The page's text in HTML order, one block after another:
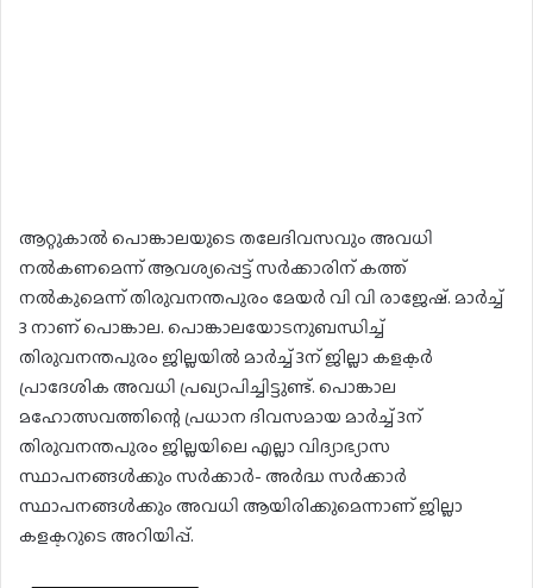
ആറ്റുകാൽ പൊങ്കാലയുടെ തലേദിവസവും അവധി
നൽകണമെന്ന് ആവശ്യപ്പെട്ട് സർക്കാരിന് കത്ത്
നൽകുമെന്ന് തിരുവനന്തപുരം മേയർ വി വി രാജേഷ്. മാർച്ച്
3 നാണ് പൊങ്കാല. പൊങ്കാലയോടനുബന്ധിച്ച്
തിരുവനന്തപുരം ജില്ലയിൽ മാർച്ച് 3ന് ജില്ലാ കളക്ടർ
പ്രാദേശിക അവധി പ്രഖ്യാപിച്ചിട്ടുണ്ട്. പൊങ്കാല
മഹോത്സവത്തിന്റെ പ്രധാന ദിവസമായ മാർച്ച് 3ന്
തിരുവനന്തപുരം ജില്ലയിലെ എല്ലാ വിദ്യാഭ്യാസ
സ്ഥാപനങ്ങൾക്കും സർക്കാർ- അർദ്ധ സർക്കാർ
സ്ഥാപനങ്ങൾക്കും അവധി ആയിരിക്കുമെന്നാണ് ജില്ലാ
കളക്ടറുടെ അറിയിപ്പ്.